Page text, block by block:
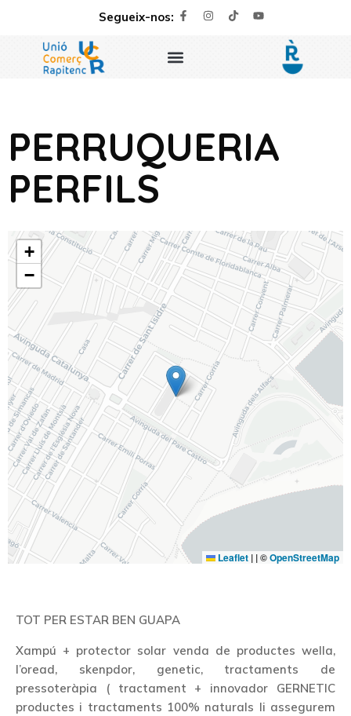
Segueix-nos:
PERRUQUERIA
PERFILS
+
−
Leaflet | | ©OpenStreetMap
TOT PER ESTAR BEN GUAPA
Xampú + protector solar venda de productes wella,
l’oread, skenpdor, genetic, tractaments de
pressoteràpia ( tractament + innovador GERNETIC
productes i tractaments 100% naturals li assegurem